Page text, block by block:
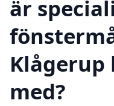
är
med?